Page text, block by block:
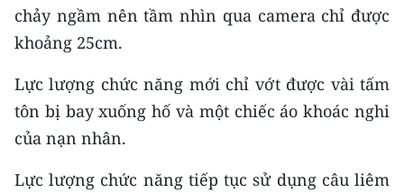
CHUYÊN ĐỀ
VỀ BÁO NHÂN DÂN
chảy ngầm nên tầm nhìn qua camera chỉ được
khoảng 25cm.
Lực lượng chức năng mới chỉ vớt được vài tấm
tôn bị bay xuống hố và một chiếc áo khoác nghi
của nạn nhân.
Lực lượng chức năng tiếp tục sử dụng câu liêm